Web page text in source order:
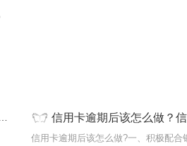
信用卡逾期后该怎么做？信用卡